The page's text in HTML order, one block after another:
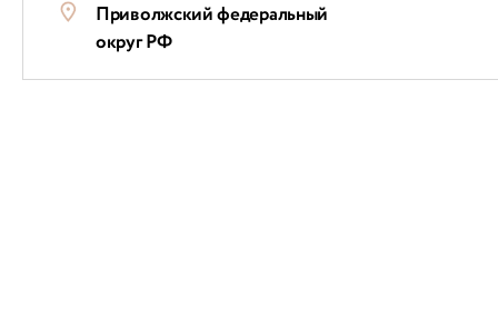
Приволжский федеральный
округ РФ